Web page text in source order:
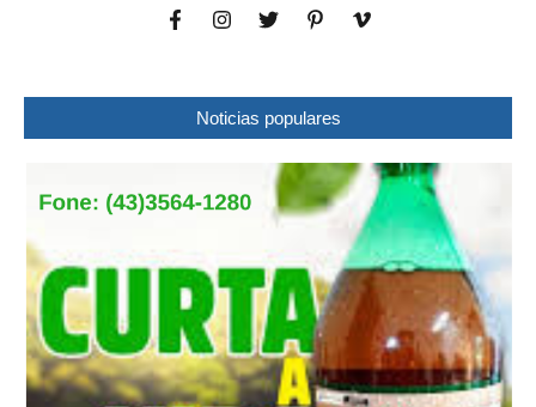
Noticias populares